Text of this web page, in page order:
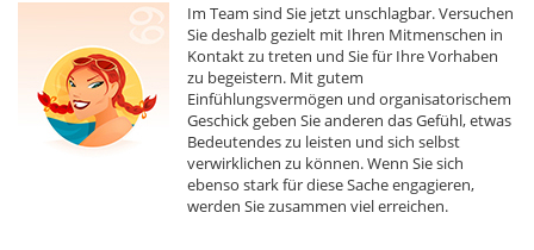
Im Team sind Sie jetzt unschlagbar. Versuchen
Sie deshalb gezielt mit Ihren Mitmenschen in
Kontakt zu treten und Sie für Ihre Vorhaben
zu begeistern. Mit gutem
Einfühlungsvermögen und organisatorischem
Geschick geben Sie anderen das Gefühl, etwas
Bedeutendes zu leisten und sich selbst
verwirklichen zu können. Wenn Sie sich
ebenso stark für diese Sache engagieren,
werden Sie zusammen viel erreichen.